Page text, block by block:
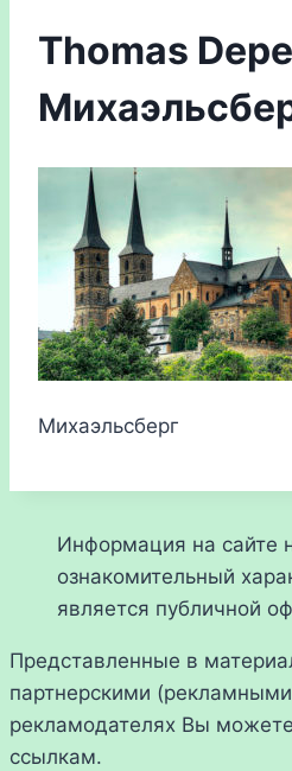
Thomas
Михаэльсберг
Информация на сайте
ознакомительный
является публичной
Представленные в
партнерскими
рекламодателях Вы
ссылкам.